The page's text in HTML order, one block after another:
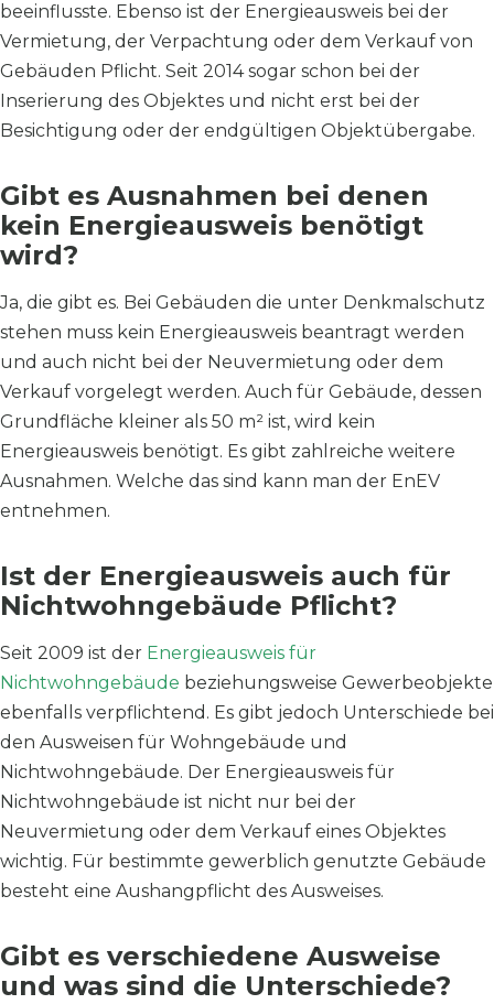
beeinflusste. Ebenso ist der Energieausweis bei der
Vermietung, der Verpachtung oder dem Verkauf von
Gebäuden Pflicht. Seit 2014 sogar schon bei der
Inserierung des Objektes und nicht erst bei der
Besichtigung oder der endgültigen Objektübergabe.
Gibt es Ausnahmen bei denen
kein Energieausweis benötigt
wird?
Ja, die gibt es. Bei Gebäuden die unter Denkmalschutz
stehen muss kein Energieausweis beantragt werden
und auch nicht bei der Neuvermietung oder dem
Verkauf vorgelegt werden. Auch für Gebäude, dessen
Grundfläche kleiner als 50 m² ist, wird kein
Energieausweis benötigt. Es gibt zahlreiche weitere
Ausnahmen. Welche das sind kann man der EnEV
entnehmen.
Ist der Energieausweis auch für
Nichtwohngebäude Pflicht?
Seit 2009 ist der Energieausweis für
Nichtwohngebäude beziehungsweise Gewerbeobjekte
ebenfalls verpflichtend. Es gibt jedoch Unterschiede bei
den Ausweisen für Wohngebäude und
Nichtwohngebäude. Der Energieausweis für
Nichtwohngebäude ist nicht nur bei der
Neuvermietung oder dem Verkauf eines Objektes
wichtig. Für bestimmte gewerblich genutzte Gebäude
besteht eine Aushangpflicht des Ausweises.
Gibt es verschiedene Ausweise
und was sind die Unterschiede?